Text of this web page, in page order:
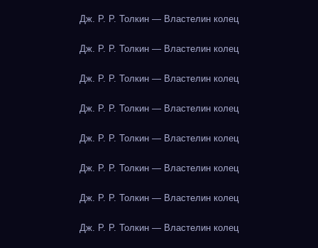
Дж. Р. Р. Толкин — Властелин колец
Дж. Р. Р. Толкин — Властелин колец
Дж. Р. Р. Толкин — Властелин колец
Дж. Р. Р. Толкин — Властелин колец
Дж. Р. Р. Толкин — Властелин колец
Дж. Р. Р. Толкин — Властелин колец
Дж. Р. Р. Толкин — Властелин колец
Дж. Р. Р. Толкин — Властелин колец